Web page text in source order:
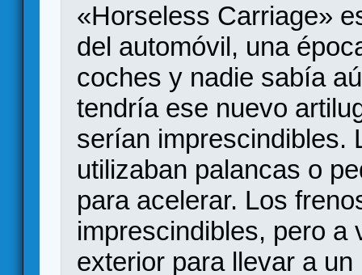
«Horseless Carriage»
del automóvil, una
coches y nadie sabía
tendría ese nuevo
serían imprescindibles.
utilizaban palancas o
para acelerar. Los
imprescindibles, pero a
exterior para llevar a